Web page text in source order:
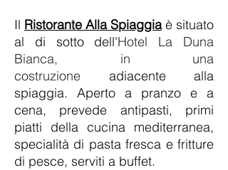
Il Ristorante Alla Spiaggiaè situato
al di sotto dell'Hotel La Duna
Bianca, in una
costruzione adiacente alla
spiaggia. Aperto a pranzo e a
cena, prevede antipasti, primi
piatti della cucina mediterranea,
specialità di pasta fresca e fritture
di pesce, serviti a buffet.